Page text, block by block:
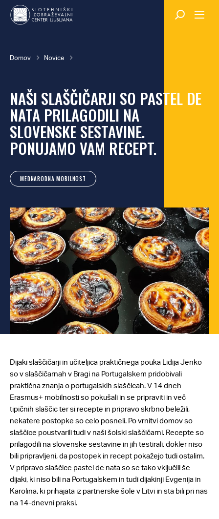
Skok
na
Breadcrumb
Domov Novice
NAŠI SLAŠČIČARJI SO PASTEL DE
NATA PRILAGODILI NA
SLOVENSKE SESTAVINE.
PONUJAMO VAM RECEPT.
MEDNARODNA MOBILNOST
Dijaki slaščičarji in učiteljica praktičnega pouka Lidija Jenko
so v slaščičarnah v Bragi na Portugalskem pridobivali
praktična znanja o portugalskih slaščicah. V 14 dneh
Erasmus+ mobilnosti so pokušali in se pripraviti in več
tipičnih slaščic ter si recepte in pripravo skrbno beležili,
nekatere postopke so celo posneli. Po vrnitvi domov so
slaščice poustvarili tudi v naši šolski slaščičarni. Recepte so
prilagodili na slovenske sestavine in jih testirali, dokler niso
bili pripravljeni, da postopek in recept pokažejo tudi ostalim.
V pripravo slaščice pastel de nata so se tako vključili še
dijaki, ki niso bili na Portugalskem in tudi dijakinji Evgenija in
Karolina, ki prihajata iz partnerske šole v Litvi in sta bili pri nas
na 14-dnevni praksi.